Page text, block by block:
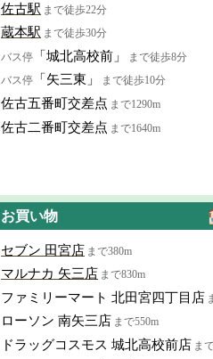
佐古駅 まで徒歩22分
蔵本駅 まで徒歩30分
バス停 「城北高校前」
まで徒歩8分
バス停 「矢三東」 まで徒歩10分
佐古五番町交差点 まで1290m
佐古二番町交差点 まで1640m
お買い物
セブン 田宮店 まで380m
マルナカ 矢三店 まで830m
ファミリーマート 北田宮四丁目店
ローソン 南矢三店 まで550m
ドラッグコスモス 城北高校前店 ま